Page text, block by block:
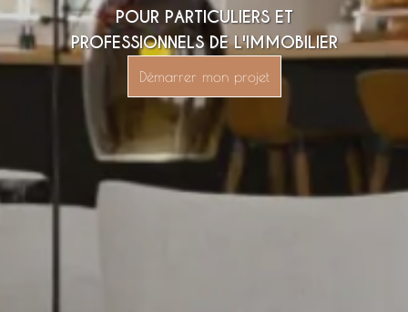
POUR PARTICULIERS ET
PROFESSIONNELS DE L'IMMOBILIER
Démarrer mon projet